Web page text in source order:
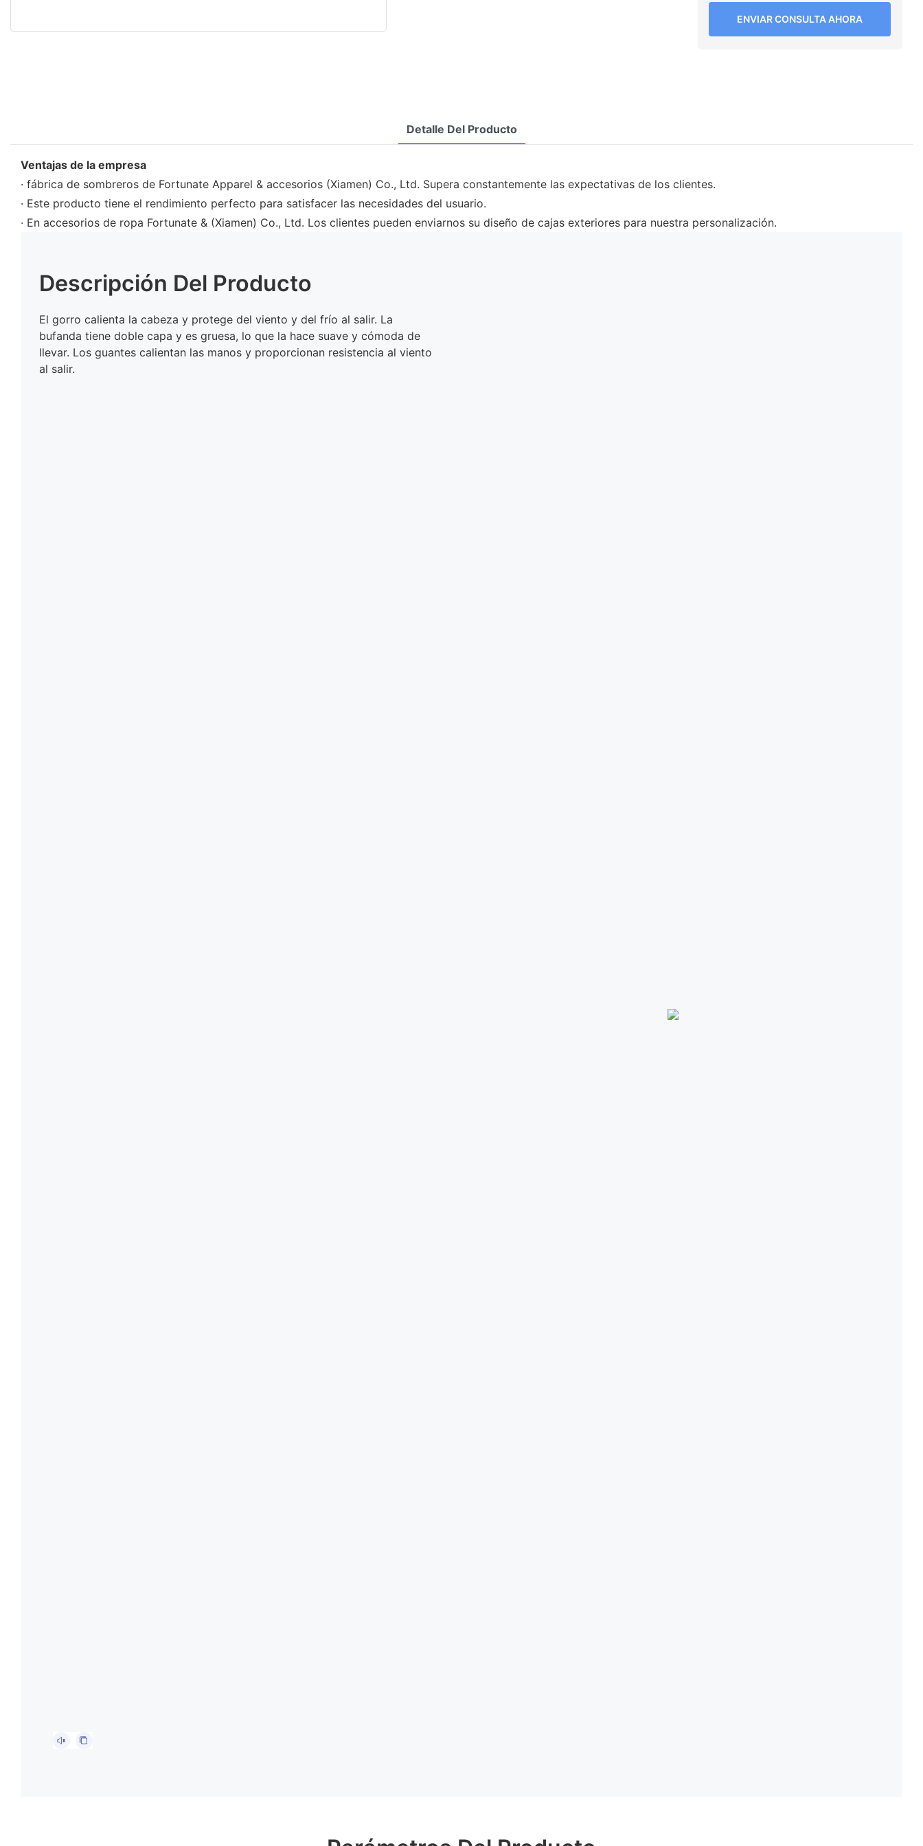
ENVIAR CONSULTA AHORA
Detalle Del Producto
Ventajas de la empresa
· fábrica de sombreros de Fortunate Apparel & accesorios (Xiamen) Co., Ltd. Supera constantemente las expectativas de los clientes.
· Este producto tiene el rendimiento perfecto para satisfacer las necesidades del usuario.
· En accesorios de ropa Fortunate & (Xiamen) Co., Ltd. Los clientes pueden enviarnos su diseño de cajas exteriores para nuestra personalización.
Descripción Del Producto
El gorro calienta la cabeza y protege del viento y del frío al salir. La
bufanda tiene doble capa y es gruesa, lo que la hace suave y cómoda de
llevar. Los guantes calientan las manos y proporcionan resistencia al viento
al salir.